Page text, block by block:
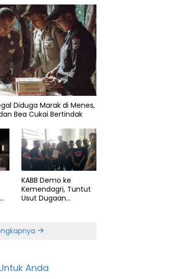
Diduga Marak di Menes,
Bea Cukai Bertindak
KABB Demo ke
Kemendagri, Tuntut
Usut Dugaan
Anda